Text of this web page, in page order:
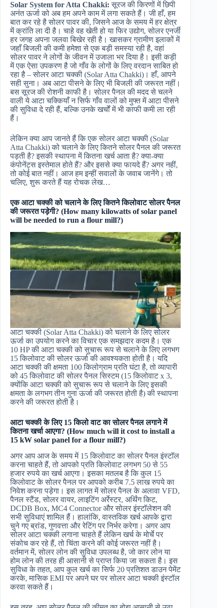
Solar System for Atta Chakki: सूरज की किरणों में छिपी
अनंत ऊर्जा को अब हम अपने काम में लगा सकते हैं। जी हाँ, हम
बात कर रहे है सोलर पावर की, जिसने आज के समय में हर क्षेत्र
में क्रांति ला दी है। चाहे वह खेती हो या फिर उद्योग, सोलर एनर्जी
हर जगह अपना जलवा बिखेर रही है। खासकर ग्रामीण इलाकों में
जहाँ बिजली की कमी हमेशा से एक बड़ी समस्या रही है, वहां
सोलर पावर ने लोगों के जीवन में उजाला भर दिया है। इसी कड़ी
में एक ऐसा उपकरण है जो गाँव के लोगों के लिए वरदान साबित हो
रहा है – सोलर आटा चक्की (Solar Atta Chakki)। हाँ, आपने
सही सुना। अब आटा पीसने के लिए भी बिजली की जरूरत नहीं।
बस सूरज की रोशनी काफी है। सोलर पैनल की मदद से चलने
वाली ये आटा चक्कियाँ न सिर्फ गाँव वालों को मुफ्त में आटा पीसने
की सुविधा दे रही हैं, बल्कि उनके खर्चों में भी काफी कमी ला रही
हैं।
लेकिन क्या आप जानते हैं कि एक सोलर आटा चक्की (Solar
Atta Chakki) को चलाने के लिए कितने सोलर पैनल की जरूरत
पड़ती है? इसकी स्थापना में कितना खर्च आता है? क्या-क्या
कंपोनेंट्स इस्तेमाल होते हैं? और इससे क्या फायदे हैं? अगर नहीं,
तो कोई बात नहीं। आज हम इन्हीं सवालों के जवाब जानेंगे। तो
चलिए, शुरू करते हैं यह रोचक लेख…
एक आटा चक्की को चलाने के लिए कितने किलोवाट सोलर पैनल
की जरूरत पड़ेगी? (How many kilowatts of solar panel
will be needed to run a flour mill?)
आटा चक्की (Solar Atta Chakki) को चलाने के लिए सोलर
ऊर्जा का उपयोग करने का विचार एक समझदार कदम है। एक
10 HP की आटा चक्की को सुचारू रूप से चलाने के लिए लगभग
15 किलोवाट की सोलर ऊर्जा की आवश्यकता होती है। यदि
आटा चक्की की क्षमता 100 किलोग्राम प्रति घंटा है, तो व्यापारी
को 45 किलोवाट की सोलर पैनल सिस्टम (15 किलोवाट x 3,
क्योंकि आटा चक्की को सुचारू रूप से चलाने के लिए इसकी
क्षमता के लगभग तीन गुना ऊर्जा की जरूरत होती है) की स्थापना
करने की जरूरत होती है।
आटा चक्की के लिए 15 किलो वाट का सोलर पैनल लगाने में
कितना खर्चा आएगा? (How much will it cost to install a
15 kW solar panel for a flour mill?)
अगर आप आज के समय में 15 किलोवाट का सोलर पैनल इंस्टॉल
करना चाहते हैं, तो आपको प्रति किलोवाट लगभग 50 से 55
हजार रुपये का खर्च आएगा। इसका मतलब है कि कुल 15
किलोवाट के सोलर पैनल पर आपको करीब 7.5 लाख रुपये का
निवेश करना पड़ेगा। इस लागत में सोलर पैनल के अलावा VFD,
पैनल स्टैंड, सोलर वायर, लाइटिंग अर्रेस्टर, अर्थिंग किट,
DCDB Box, MC4 Connector और सोलर इंस्टॉलेशन की
सभी सुविधाएं शामिल हैं। हालांकि, वास्तविक खर्च आपके द्वारा
चुने गए ब्रांड, गुणवत्ता और रेटिंग पर निर्भर करेगा। अगर आप
सोलर आटा चक्की लगाना चाहते हैं लेकिन खर्च के मोर्चे पर
संकोच कर रहे हैं, तो चिंता करने की कोई जरूरत नहीं है।
वर्तमान में, सोलर लोन की सुविधा उपलब्ध है, जो कार लोन या
होम लोन की तरह ही आसानी से प्राप्त किया जा सकता है। इस
सुविधा के तहत, आप कुल खर्च का सिर्फ 20 प्रतिशत डाउन पेमेंट
करके, मासिक EMI पर अपने घर पर सोलर आटा चक्की इंस्टॉल
करवा सकते हैं।